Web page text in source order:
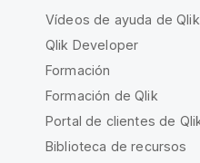
Vídeos de ayuda de Qlik
Qlik Developer
Formación
Formación de Qlik
Portal de clientes de
Biblioteca de recursos